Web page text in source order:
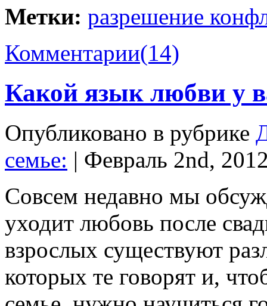
Метки: разрешение
Комментарии(14)
Какой язык любви у
Опубликовано в рубрике
семье: | Февраль 2nd,
Совсем недавно мы
уходит любовь после
взрослых существуют
которых те говорят и,